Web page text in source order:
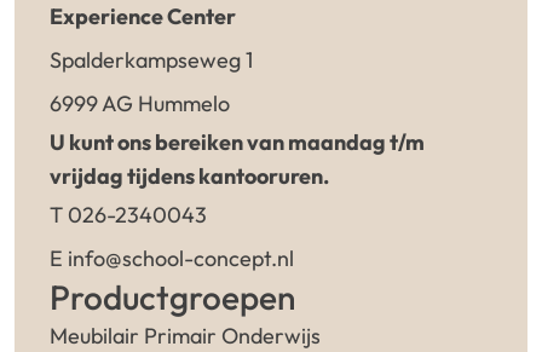
Experience Center
Spalderkampseweg 1
6999 AG Hummelo
U kunt ons bereiken van maandag t/m
vrijdag tijdens kantooruren.
T 026-2340043
E info@school-concept.nl
Productgroepen
Meubilair Primair Onderwijs